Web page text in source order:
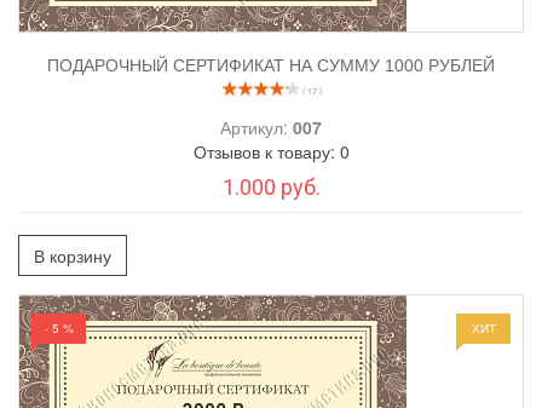
ПОДАРОЧНЫЙ СЕРТИФИКАТ НА СУММУ 1000 РУБЛЕЙ
( 17 )
Артикул: 007
Отзывов к товару: 0
1.000 руб.
В корзину
ХИТ
- 5 %